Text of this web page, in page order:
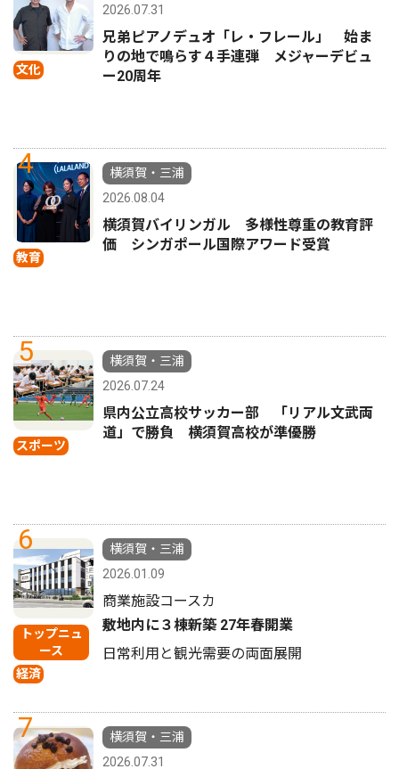
文化
2026.07.31
兄弟ピアノデュオ「レ・フレール」 始ま
りの地で鳴らす４手連弾 メジャーデビュ
ー20周年
4
教育
横須賀・三浦
2026.08.04
横須賀バイリンガル 多様性尊重の教育評
価 シンガポール国際アワード受賞
5
スポーツ
横須賀・三浦
2026.07.24
県内公立高校サッカー部 「リアル文武両
道」で勝負 横須賀高校が準優勝
6
トップニュ
ース
経済
横須賀・三浦
2026.01.09
商業施設コースカ
敷地内に３棟新築 27年春開業
日常利用と観光需要の両面展開
7
横須賀・三浦
2026.07.31